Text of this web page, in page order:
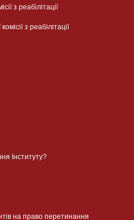
з реабілітації
з реабілітації
Інституту?
на право перетинання